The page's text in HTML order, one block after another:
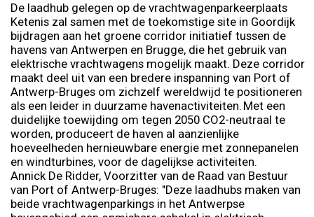
De laadhub gelegen op de vrachtwagenparkeerplaats
Ketenis zal samen met de toekomstige site in Goordijk
bijdragen aan het groene corridor initiatief tussen de
havens van Antwerpen en Brugge, die het gebruik van
elektrische vrachtwagens mogelijk maakt. Deze corridor
maakt deel uit van een bredere inspanning van Port of
Antwerp-Bruges om zichzelf wereldwijd te positioneren
als een leider in duurzame havenactiviteiten. Met een
duidelijke toewijding om tegen 2050 CO2-neutraal te
worden, produceert de haven al aanzienlijke
hoeveelheden hernieuwbare energie met zonnepanelen
en windturbines, voor de dagelijkse activiteiten.
Annick De Ridder, Voorzitter van de Raad van Bestuur
van Port of Antwerp-Bruges: "Deze laadhubs maken van
beide vrachtwagenparkings in het Antwerpse